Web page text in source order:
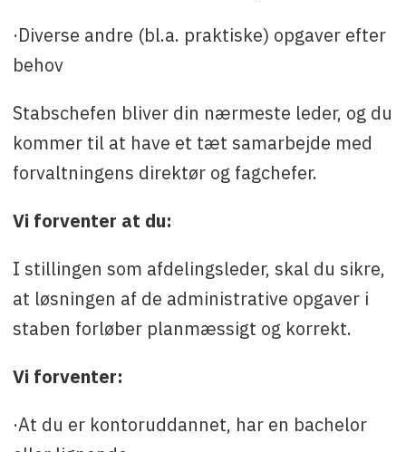
·Diverse andre (bl.a. praktiske) opgaver efter
behov
Stabschefen bliver din nærmeste leder, og du
kommer til at have et tæt samarbejde med
forvaltningens direktør og fagchefer.
Vi forventer at du:
I stillingen som afdelingsleder, skal du sikre,
at løsningen af de administrative opgaver i
staben forløber planmæssigt og korrekt.
Vi forventer:
·At du er kontoruddannet, har en bachelor